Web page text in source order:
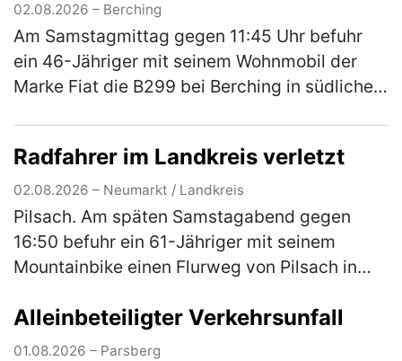
02.08.2026 – Berching
Am Samstagmittag gegen 11:45 Uhr befuhr
ein 46-Jähriger mit seinem Wohnmobil der
Marke Fiat die B299 bei Berching in südliche
Radfahrer im Landkreis verletzt
02.08.2026 – Neumarkt / Landkreis
Pilsach. Am späten Samstagabend gegen
16:50 befuhr ein 61-Jähriger mit seinem
Mountainbike einen Flurweg von Pilsach in
kam er beim Versuch einer Unebenheit a…
(mehr)
Alleinbeteiligter Verkehrsunfall
01.08.2026 – Parsberg